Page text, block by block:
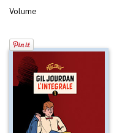
Volume